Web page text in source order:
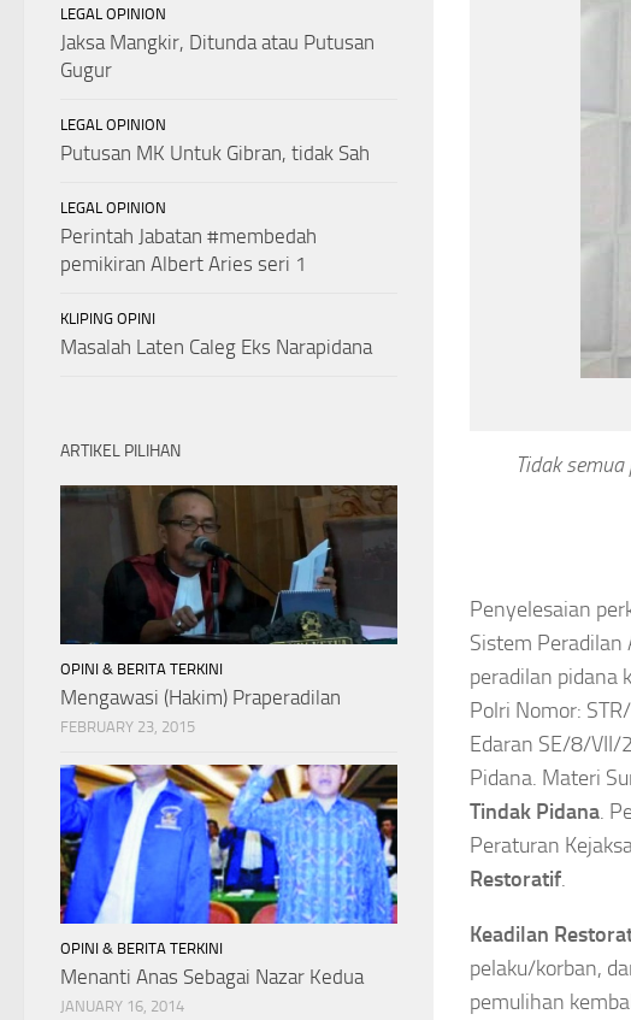
Tidak
Penyelesaian
Sistem Peradilan
peradilan pidana
Polri Nomor:
Edaran SE/8/VII/
Pidana. Materi
Tindak Pidana.
Peraturan
Restoratif.
Keadilan
pelaku/korban,
pemulihan
LEGAL OPINION
Jaksa Mangkir, Ditunda atau Putusan
Gugur
LEGAL OPINION
Putusan MK Untuk Gibran, tidak Sah
LEGAL OPINION
Perintah Jabatan #membedah
pemikiran Albert Aries seri 1
KLIPING OPINI
Masalah Laten Caleg Eks Narapidana
ARTIKEL PILIHAN
OPINI & BERITA TERKINI
Mengawasi (Hakim) Praperadilan
FEBRUARY 23, 2015
OPINI & BERITA TERKINI
Menanti Anas Sebagai Nazar Kedua
JANUARY 16, 2014